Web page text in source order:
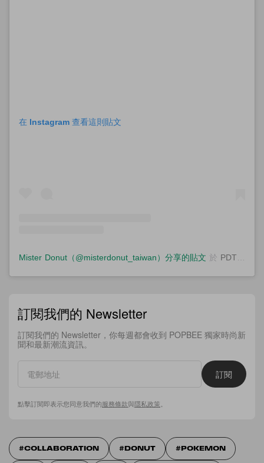
在 Instagram 查看這則貼文
Mister Donut（@misterdonut_taiwan）分享的貼文 於 PDT 2020 年 5月 月 24 日 下午 8:00
訂閱我們的 Newsletter
訂閱我們的 Newsletter，你每週都會收到 POPBEE 獨家時尚新
聞和最新潮流資訊。
訂閱
點擊訂閱即表示您同意我們的服務條款與隱私政策。
COLLABORATION DONUT POKEMON